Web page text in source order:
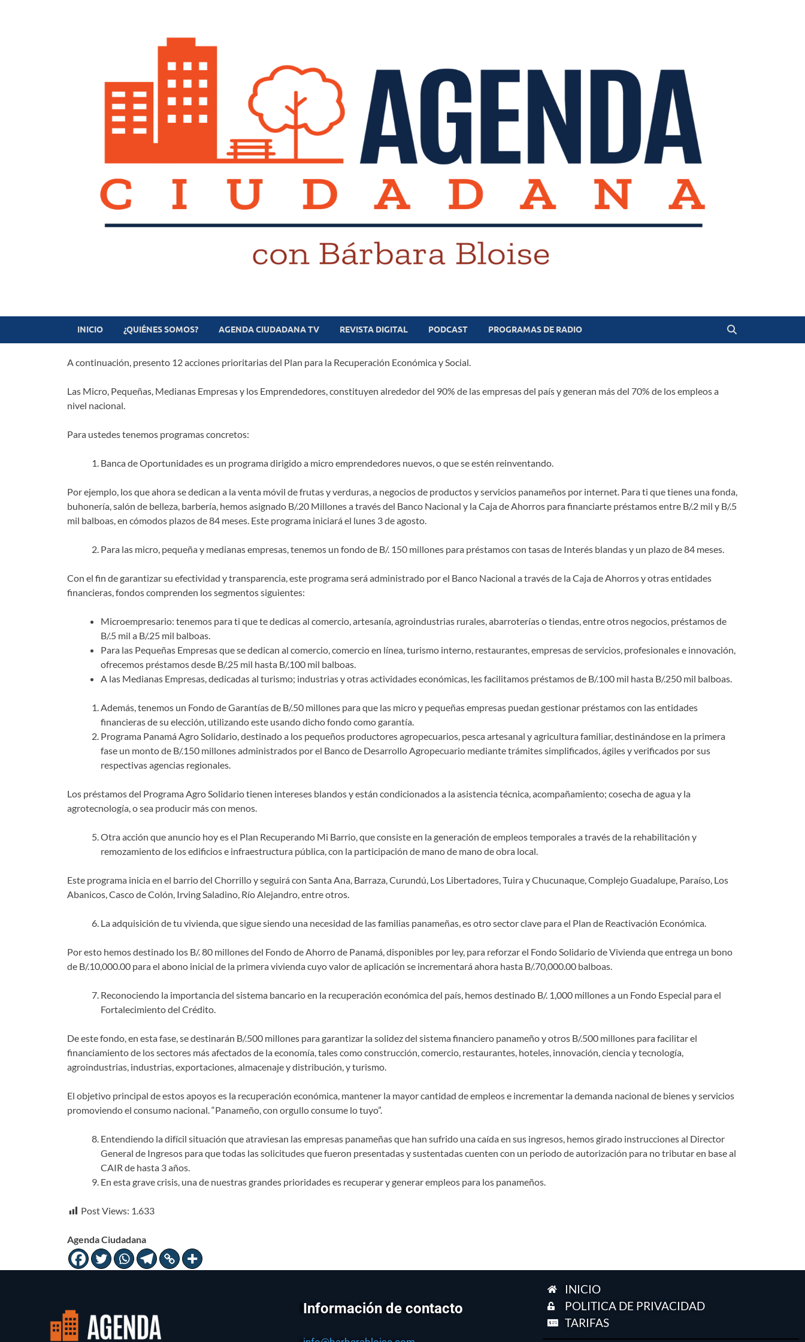
Revista digital
INICIO ¿QUIÉNES SOMOS? AGENDA CIUDADANA TV REVISTA DIGITAL PODCAST PROGRAMAS DE RADIO
A continuación, presento 12 acciones prioritarias del Plan para la Recuperación Económica y Social.
Las Micro, Pequeñas, Medianas Empresas y los Emprendedores, constituyen alrededor del 90% de las empresas del país y generan más del 70% de los empleos a
nivel nacional.
Para ustedes tenemos programas concretos:
Banca de Oportunidades es un programa dirigido a micro emprendedores nuevos, o que se estén reinventando.
Por ejemplo, los que ahora se dedican a la venta móvil de frutas y verduras, a negocios de productos y servicios panameños por internet. Para ti que tienes una fonda,
buhonería, salón de belleza, barbería, hemos asignado B/.20 Millones a través del Banco Nacional y la Caja de Ahorros para financiarte préstamos entre B/.2 mil y B/.5
mil balboas, en cómodos plazos de 84 meses. Este programa iniciará el lunes 3 de agosto.
Para las micro, pequeña y medianas empresas, tenemos un fondo de B/. 150 millones para préstamos con tasas de Interés blandas y un plazo de 84 meses.
Con el fin de garantizar su efectividad y transparencia, este programa será administrado por el Banco Nacional a través de la Caja de Ahorros y otras entidades
financieras, fondos comprenden los segmentos siguientes:
Microempresario: tenemos para ti que te dedicas al comercio, artesanía, agroindustrias rurales, abarroterías o tiendas, entre otros negocios, préstamos de
B/.5 mil a B/.25 mil balboas.
Para las Pequeñas Empresas que se dedican al comercio, comercio en línea, turismo interno, restaurantes, empresas de servicios, profesionales e innovación,
ofrecemos préstamos desde B/.25 mil hasta B/.100 mil balboas.
A las Medianas Empresas, dedicadas al turismo; industrias y otras actividades económicas, les facilitamos préstamos de B/.100 mil hasta B/.250 mil balboas.
Además, tenemos un Fondo de Garantías de B/.50 millones para que las micro y pequeñas empresas puedan gestionar préstamos con las entidades
financieras de su elección, utilizando este usando dicho fondo como garantía.
Programa Panamá Agro Solidario, destinado a los pequeños productores agropecuarios, pesca artesanal y agricultura familiar, destinándose en la primera
fase un monto de B/.150 millones administrados por el Banco de Desarrollo Agropecuario mediante trámites simplificados, ágiles y verificados por sus
respectivas agencias regionales.
Los préstamos del Programa Agro Solidario tienen intereses blandos y están condicionados a la asistencia técnica, acompañamiento; cosecha de agua y la
agrotecnología, o sea producir más con menos.
Otra acción que anuncio hoy es el Plan Recuperando Mi Barrio, que consiste en la generación de empleos temporales a través de la rehabilitación y
remozamiento de los edificios e infraestructura pública, con la participación de mano de mano de obra local.
Este programa inicia en el barrio del Chorrillo y seguirá con Santa Ana, Barraza, Curundú, Los Libertadores, Tuira y Chucunaque, Complejo Guadalupe, Paraíso, Los
Abanicos, Casco de Colón, Irving Saladino, Río Alejandro, entre otros.
La adquisición de tu vivienda, que sigue siendo una necesidad de las familias panameñas, es otro sector clave para el Plan de Reactivación Económica.
Por esto hemos destinado los B/. 80 millones del Fondo de Ahorro de Panamá, disponibles por ley, para reforzar el Fondo Solidario de Vivienda que entrega un bono
de B/.10,000.00 para el abono inicial de la primera vivienda cuyo valor de aplicación se incrementará ahora hasta B/.70,000.00 balboas.
Reconociendo la importancia del sistema bancario en la recuperación económica del país, hemos destinado B/. 1,000 millones a un Fondo Especial para el
Fortalecimiento del Crédito.
De este fondo, en esta fase, se destinarán B/.500 millones para garantizar la solidez del sistema financiero panameño y otros B/.500 millones para facilitar el
financiamiento de los sectores más afectados de la economía, tales como construcción, comercio, restaurantes, hoteles, innovación, ciencia y tecnología,
agroindustrias, industrias, exportaciones, almacenaje y distribución, y turismo.
El objetivo principal de estos apoyos es la recuperación económica, mantener la mayor cantidad de empleos e incrementar la demanda nacional de bienes y servicios
promoviendo el consumo nacional. “Panameño, con orgullo consume lo tuyo”.
Entendiendo la difícil situación que atraviesan las empresas panameñas que han sufrido una caída en sus ingresos, hemos girado instrucciones al Director
General de Ingresos para que todas las solicitudes que fueron presentadas y sustentadas cuenten con un periodo de autorización para no tributar en base al
CAIR de hasta 3 años.
En esta grave crisis, una de nuestras grandes prioridades es recuperar y generar empleos para los panameños.
Post Views: 1.633
Agenda Ciudadana
Información de contacto
INICIO
POLITICA DE PRIVACIDAD
TARIFAS